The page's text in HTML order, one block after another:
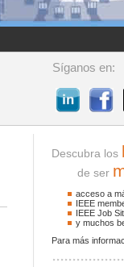
Síganos en:
Buscador
Descubra los
de ser
acceso a
IEEE
IEEE Job
y muchos
Para más